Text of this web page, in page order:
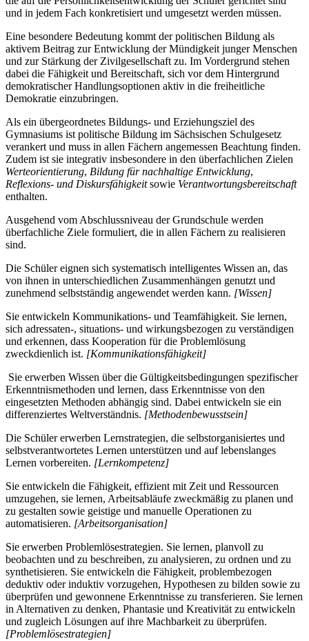
und in jedem Fach konkretisiert und umgesetzt werden müssen.
Eine besondere Bedeutung kommt der politischen Bildung als
aktivem Beitrag zur Entwicklung der Mündigkeit junger Menschen
und zur Stärkung der Zivilgesellschaft zu. Im Vordergrund stehen
dabei die Fähigkeit und Bereitschaft, sich vor dem Hintergrund
demokratischer Handlungsoptionen aktiv in die freiheitliche
Demokratie einzubringen.
Als ein übergeordnetes Bildungs- und Erziehungsziel des
Gymnasiums ist politische Bildung im Sächsischen Schulgesetz
verankert und muss in allen Fächern angemessen Beachtung finden.
Zudem ist sie integrativ insbesondere in den überfachlichen Zielen
Werteorientierung, Bildung für nachhaltige Entwicklung,
Reflexions- und Diskursfähigkeitsowie Verantwortungsbereitschaft
enthalten.
Ausgehend vom Abschlussniveau der Grundschule werden
überfachliche Ziele formuliert, die in allen Fächern zu realisieren
sind.
Die Schüler eignen sich systematisch intelligentes Wissen an, das
von ihnen in unterschiedlichen Zusammenhängen genutzt und
zunehmend selbstständig angewendet werden kann. [Wissen]
Sie entwickeln Kommunikations- und Teamfähigkeit. Sie lernen,
sich adressaten-, situations- und wirkungsbezogen zu verständigen
und erkennen, dass Kooperation für die Problemlösung
zweckdienlich ist. [Kommunikationsfähigkeit]
Sie erwerben Wissen über die Gültigkeitsbedingungen spezifischer
Erkenntnismethoden und lernen, dass Erkenntnisse von den
eingesetzten Methoden abhängig sind. Dabei entwickeln sie ein
differenziertes Weltverständnis. [Methodenbewusstsein]
Die Schüler erwerben Lernstrategien, die selbstorganisiertes und
selbstverantwortetes Lernen unterstützen und auf lebenslanges
Lernen vorbereiten. [Lernkompetenz]
Sie entwickeln die Fähigkeit, effizient mit Zeit und Ressourcen
umzugehen, sie lernen, Arbeitsabläufe zweckmäßig zu planen und
zu gestalten sowie geistige und manuelle Operationen zu
automatisieren. [Arbeitsorganisation]
Sie erwerben Problemlösestrategien. Sie lernen, planvoll zu
beobachten und zu beschreiben, zu analysieren, zu ordnen und zu
synthetisieren. Sie entwickeln die Fähigkeit, problembezogen
deduktiv oder induktiv vorzugehen, Hypothesen zu bilden sowie zu
überprüfen und gewonnene Erkenntnisse zu transferieren. Sie lernen
in Alternativen zu denken, Phantasie und Kreativität zu entwickeln
und zugleich Lösungen auf ihre Machbarkeit zu überprüfen.
[Problemlösestrategien]